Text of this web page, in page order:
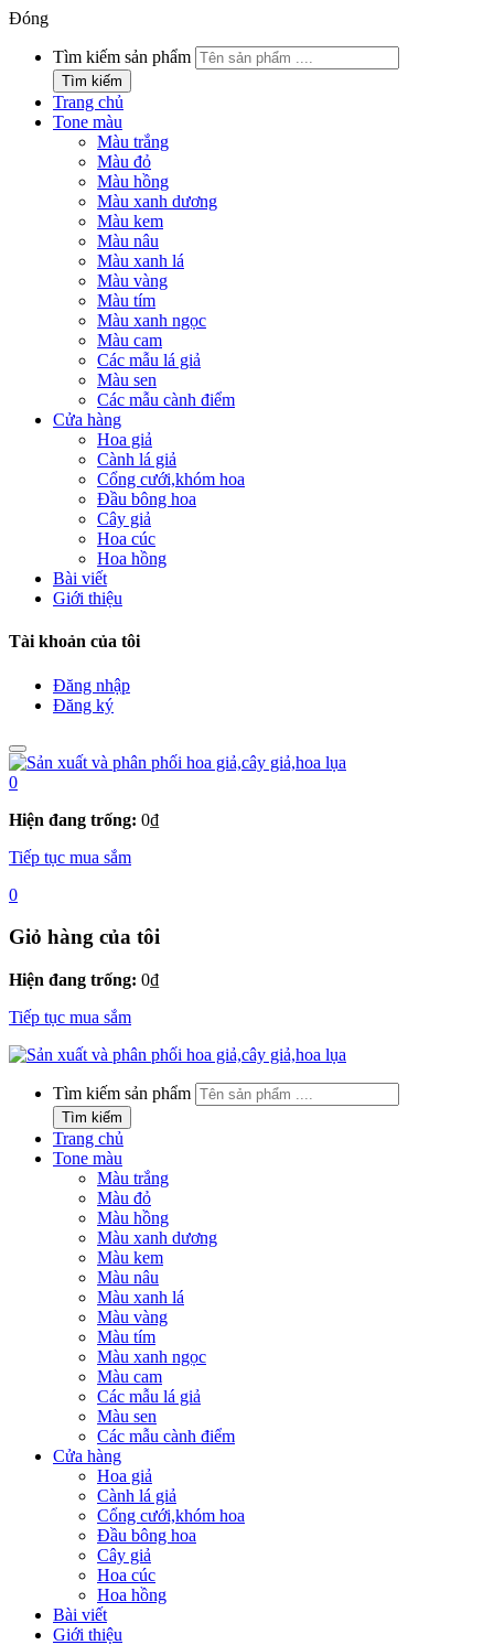
Đóng
Tìm kiếm sản phẩm
Tìm kiếm
Trang chủ
Tone màu
Màu trắng
Màu đỏ
Màu hồng
Màu xanh dương
Màu kem
Màu nâu
Màu xanh lá
Màu vàng
Màu tím
Màu xanh ngọc
Màu cam
Các mẫu lá giả
Màu sen
Các mẫu cành điểm
Cửa hàng
Hoa giả
Cành lá giả
Cổng cưới,khóm hoa
Đầu bông hoa
Cây giả
Hoa cúc
Hoa hồng
Bài viết
Giới thiệu
Tài khoản của tôi
Đăng nhập
Đăng ký
0
Hiện đang trống: 0₫
Tiếp tục mua sắm
0
Giỏ hàng của tôi
Hiện đang trống: 0₫
Tiếp tục mua sắm
Tìm kiếm sản phẩm
Tìm kiếm
Trang chủ
Tone màu
Màu trắng
Màu đỏ
Màu hồng
Màu xanh dương
Màu kem
Màu nâu
Màu xanh lá
Màu vàng
Màu tím
Màu xanh ngọc
Màu cam
Các mẫu lá giả
Màu sen
Các mẫu cành điểm
Cửa hàng
Hoa giả
Cành lá giả
Cổng cưới,khóm hoa
Đầu bông hoa
Cây giả
Hoa cúc
Hoa hồng
Bài viết
Giới thiệu